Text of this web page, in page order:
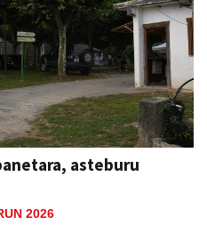
asteburu
2026